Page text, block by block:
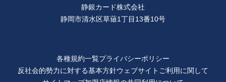
静銀カード株式会社
静岡市清水区草薙1丁目13番10号
各種規約一覧プライバシーポリシー
反社会的勢力に対する基本方針ウェブサイトご利用に関して